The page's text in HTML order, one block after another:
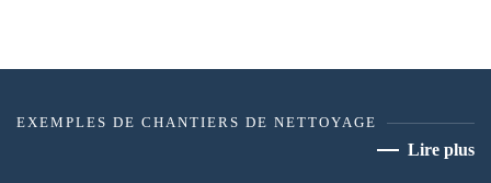
EXEMPLES DE CHANTIERS DE NETTOYAGE
Lire plus